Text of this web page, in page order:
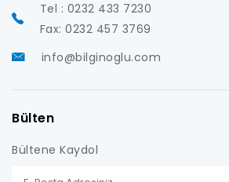
Tel : 0232 433 7230
Fax: 0232 457 3769
info@bilginoglu.com
Bülten
Bültene Kaydol